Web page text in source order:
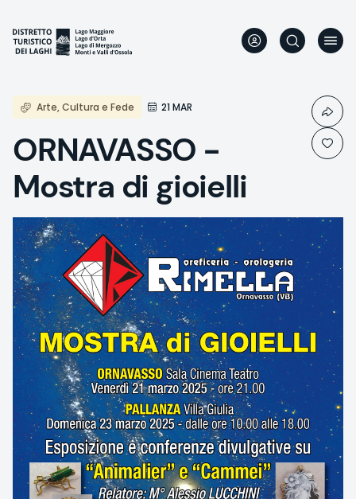
main
content
Arte, Cultura e Fede 21 MAR
ORNAVASSO -
Mostra di gioielli